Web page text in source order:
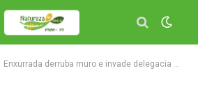
Enxurrada derruba muro e invade delegacia durante forte chuva em Gurupi